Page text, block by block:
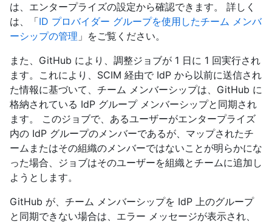
は、エンタープライズの設定から確認できます。 詳しく
は、「ID プロバイダー グループを使用したチーム メンバ
ーシップの管理 」をご覧ください。
また、GitHub により、調整ジョブが 1 日に 1 回実行され
ます。これにより、SCIM 経由で IdP から以前に送信され
た情報に基づいて、チーム メンバーシップは、GitHub に
格納されている IdP グループ メンバーシップと同期され
ます。 このジョブで、あるユーザーがエンタープライズ
内の IdP グループのメンバーであるが、マップされたチ
ームまたはその組織のメンバーではないことが明らかにな
った場合、ジョブはそのユーザーを組織とチームに追加し
ようとします。
GitHub が、チーム メンバーシップを IdP 上のグループ
と同期できない場合は、エラー メッセージが表示され、